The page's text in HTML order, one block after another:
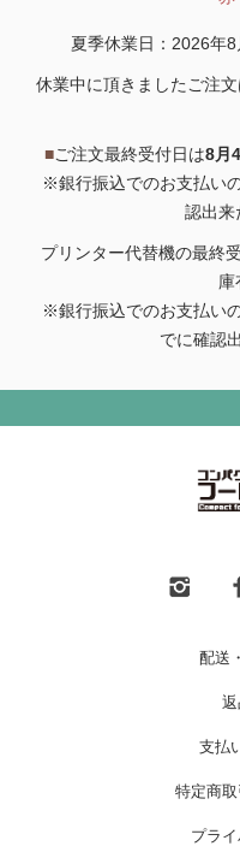
夏季休業日：2026年
休業中に頂きましたご注
■ご注文最終受付日は8月
※銀行振込でのお支払い
認出来
プリンター代替機の最終
庫
※銀行振込でのお支払い
でに確認
配送
支払
特定商
プラ